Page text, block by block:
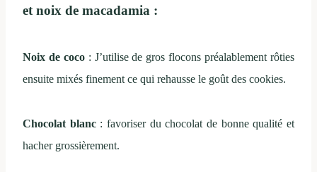
et noix de macadamia :
Noix de coco: J’utilise de gros flocons préalablement rôties
ensuite mixés finement ce qui rehausse le goût des cookies.
Chocolat blanc: favoriser du chocolat de bonne qualité et
hacher grossièrement.